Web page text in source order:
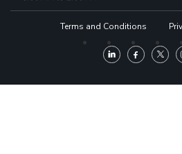
Terms and Conditions